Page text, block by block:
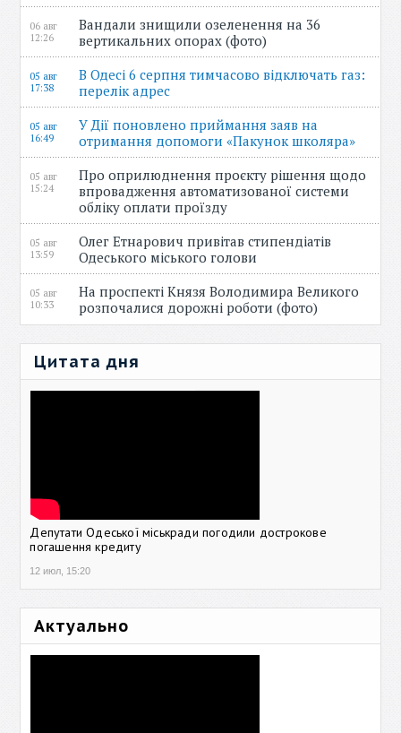
06 авг
12:26
Вандали знищили озеленення на 36
вертикальних опорах (фото)
05 авг
17:38
В Одесі 6 серпня тимчасово відключать газ:
перелік адрес
05 авг
16:49
У Дії поновлено приймання заяв на
отримання допомоги «Пакунок школяра»
05 авг
15:24
Про оприлюднення проєкту рішення щодо
впровадження автоматизованої системи
обліку оплати проїзду
05 авг
13:59
Олег Етнарович привітав стипендіатів
Одеського міського голови
05 авг
10:33
На проспекті Князя Володимира Великого
розпочалися дорожні роботи (фото)
Цитата дня
Депутати Одеської міськради погодили дострокове
погашення кредиту
12 июл, 15:20
Актуально